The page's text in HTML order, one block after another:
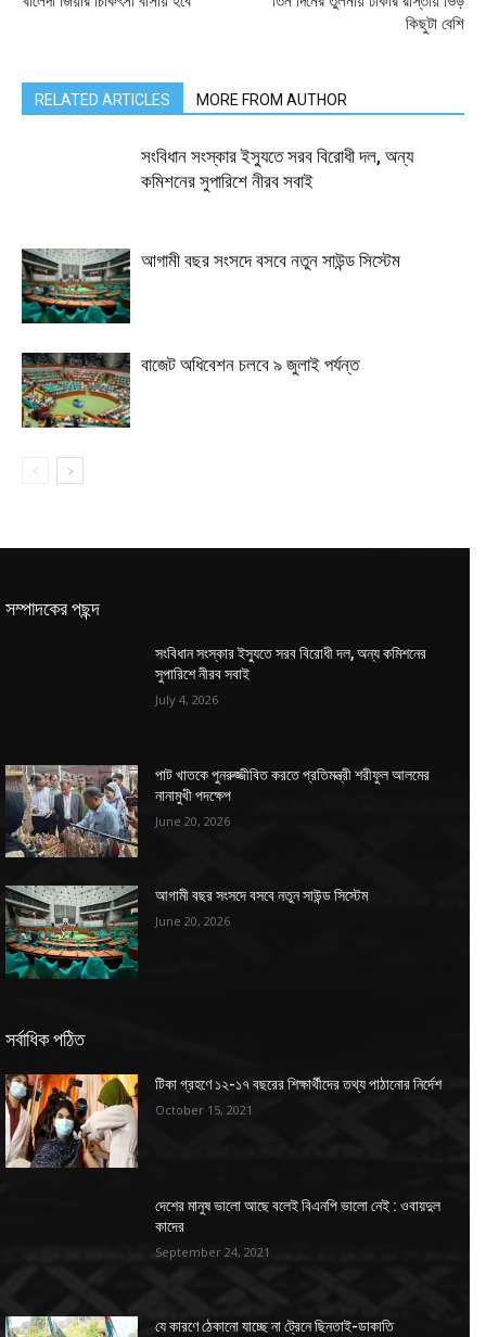
কিছুটা বেশি
RELATED ARTICLES MORE FROM AUTHOR
সংবিধান সংস্কার ইস্যুতে সরব বিরোধী দল, অন্য
কমিশনের সুপারিশে নীরব সবাই
আগামী বছর সংসদে বসবে নতুন সাউন্ড সিস্টেম
বাজেট অধিবেশন চলবে ৯ জুলাই পর্যন্ত
সম্পাদকের পছন্দ
সংবিধান সংস্কার ইস্যুতে সরব বিরোধী দল, অন্য কমিশনের
সুপারিশে নীরব সবাই
July 4, 2026
পাট খাতকে পুনরুজ্জীবিত করতে প্রতিমন্ত্রী শরীফুল আলমের
নানামুখী পদক্ষেপ
June 20, 2026
আগামী বছর সংসদে বসবে নতুন সাউন্ড সিস্টেম
June 20, 2026
সর্বাধিক পঠিত
টিকা গ্রহণে ১২-১৭ বছরের শিক্ষার্থীদের তথ্য পাঠানোর নির্দেশ
October 15, 2021
দেশের মানুষ ভালো আছে বলেই বিএনপি ভালো নেই : ওবায়দুল
কাদের
September 24, 2021
যে কারণে ঠেকানো যাচ্ছে না ট্রেনে ছিনতাই-ডাকাতি